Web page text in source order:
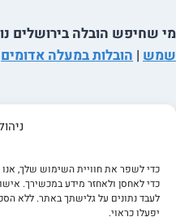
כדי לאחסן ולאחזר מידע במכשירך.
לעבד נתונים על גלישתך באתר. ללא
יפעלו כראוי.
מי שחיפש הובלה בירושלים
שמש | הובלות במעלה אדומים